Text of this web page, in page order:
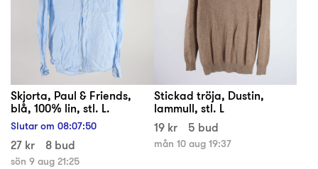
Skjorta, Paul & Friends,
blå, 100% lin, stl. L.
Slutar om 08:07:49
27 kr 8 bud
sön 9 aug 21:25
Stickad tröja, Dustin,
lammull, stl. L
19 kr
5 bud
mån 10 aug 19:37